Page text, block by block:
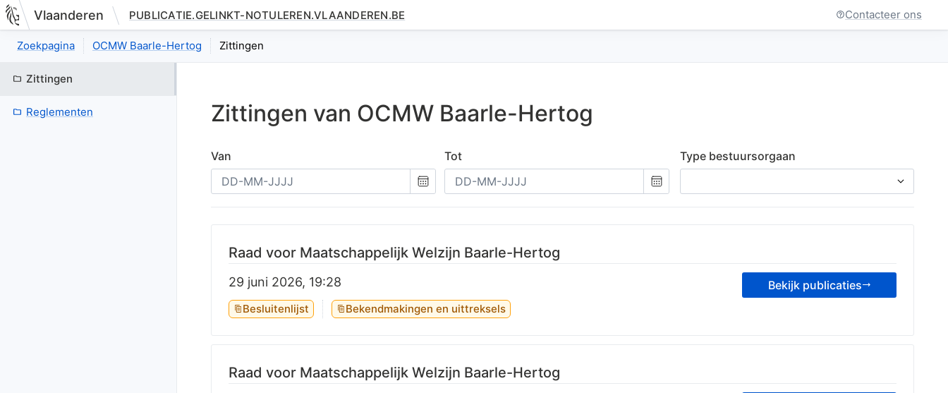
Nieuwe pagina: bestuurseenheid.zittingen.index
Vlaanderen PUBLICATIE.GELINKT-NOTULEREN.VLAANDEREN.BE Contacteer ons
Zoekpagina OCMW Baarle-Hertog Zittingen
Zittingen
Reglementen Zittingen van OCMW Baarle-Hertog
Van
Kies
een
datum
Tot
Kies
een
datum
Type bestuursorgaan
Raad voor Maatschappelijk Welzijn Baarle-Hertog
29 juni 2026, 19:28
Besluitenlijst Bekendmakingen en uittreksels
Bekijk publicaties
Raad voor Maatschappelijk Welzijn Baarle-Hertog